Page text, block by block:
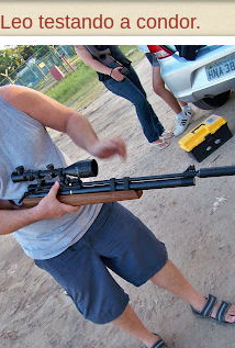
Leo testando a condor.